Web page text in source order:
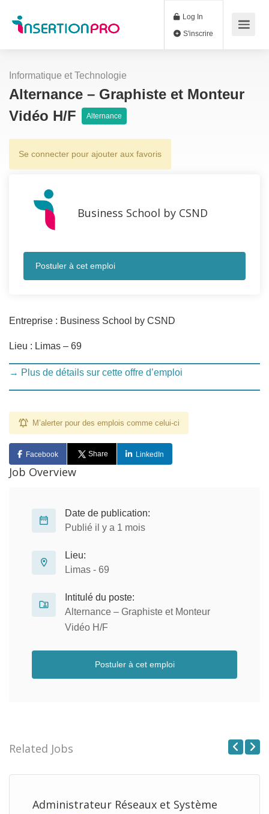
Log In
Informatique et Technologie
Alternance – Graphiste et Monteur
Vidéo H/F
Alternance
Se connecter pour ajouter aux favoris
Business School by CSND
Postuler à cet emploi
Entreprise : Business School by CSND
Lieu : Limas – 69
→ Plus de détails sur cette offre d’emploi
M’alerter pour des emplois comme celui-ci
Facebook Share LinkedIn
Job Overview
Date de publication:
Publié il y a 1 mois
Lieu:
Limas - 69
Intitulé du poste:
Alternance – Graphiste et Monteur
Vidéo H/F
Postuler à cet emploi
Related Jobs
Administrateur Réseaux et Système